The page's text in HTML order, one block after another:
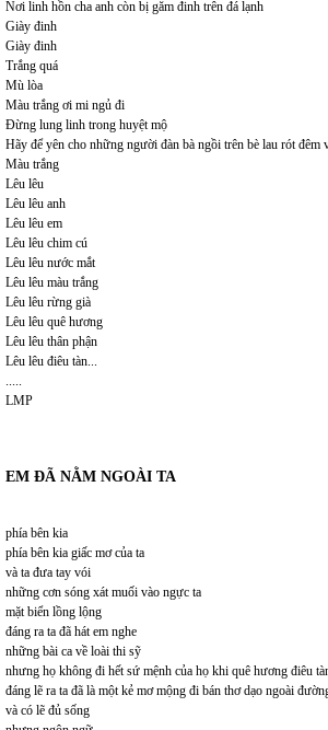
Nơi linh hồn cha anh còn bị găm đinh trên đá lạnh
Giày đinh
Giày đinh
Trắng quá
Mù lòa
Màu trắng ơi mi ngủ đi
Đừng lung linh trong huyệt mộ
Hãy để yên cho những người đàn bà ngồi trên bè lau rót đêm
Màu trắng
Lêu lêu
Lêu lêu anh
Lêu lêu em
Lêu lêu chim cú
Lêu lêu nước mắt
Lêu lêu màu trắng
Lêu lêu rừng già
Lêu lêu quê hương
Lêu lêu thân phận
Lêu lêu điêu tàn...
.....
LMP
EM ĐÃ NẰM NGOÀI TA
phía bên kia
phía bên kia giấc mơ của ta
và ta đưa tay vói
những cơn sóng xát muối vào ngực ta
mặt biển lồng lộng
đáng ra ta đã hát em nghe
những bài ca về loài thi sỹ
nhưng họ không đi hết sứ mệnh của họ khi quê hương điêu
đáng lẽ ra ta đã là một kẻ mơ mộng đi bán thơ dạo ngoài
và có lẽ đủ sống